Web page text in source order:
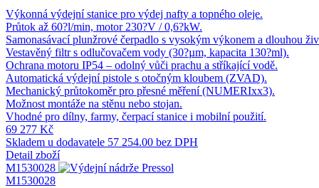
Výkonná výdejní stanice pro výdej nafty a topného oleje.
Průtok až 60?l/min, motor 230?V / 0,6?kW.
Samonasávací plunžrové čerpadlo s vysokým výkonem a dlouhou
Vestavěný filtr s odlučovačem vody (30?µm, kapacita 130?ml).
Ochrana motoru IP54 – odolný vůči prachu a stříkající vodě.
Automatická výdejní pistole s otočným kloubem (ZVAD).
Mechanický průtokoměr pro přesné měření (NUMERIxx3).
Možnost montáže na stěnu nebo stojan.
Vhodné pro dílny, farmy, čerpací stanice i mobilní použití.
69 277 Kč
Skladem u dodavatele 57 254.00 bez DPH
Detail zboží
M1530028
M1530028